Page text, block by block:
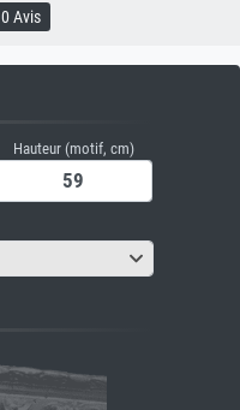
0 Avis
Hauteur (motif, cm)